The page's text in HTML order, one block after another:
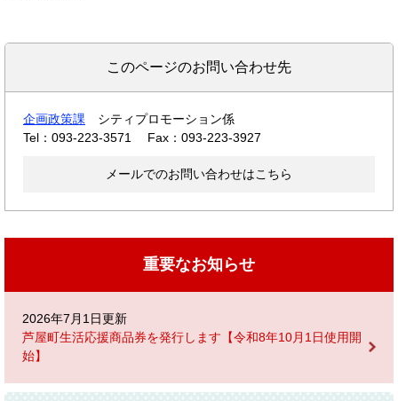
このページのお問い合わせ先
企画政策課
シティプロモーション係
Tel：093-223-3571
Fax：093-223-3927
メールでのお問い合わせはこちら
重要なお知らせ
2026年7月1日更新
芦屋町生活応援商品券を発行します【令和8年10月1日使用開
始】